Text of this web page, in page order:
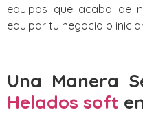
equipos que acabo de
equipar tu negocio o
Una Manera
Helados soft